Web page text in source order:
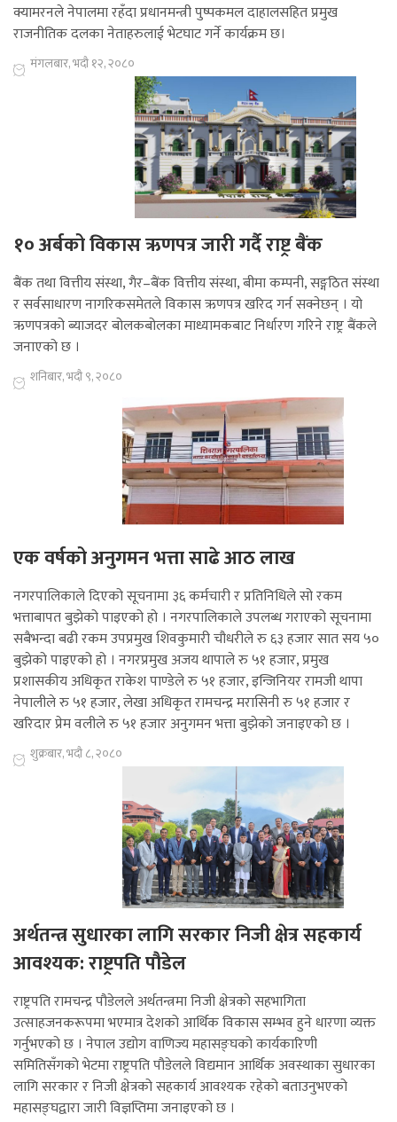
क्यामरनले नेपालमा रहँदा प्रधानमन्त्री पुष्पकमल दाहालसहित प्रमुख
राजनीतिक दलका नेताहरुलाई भेटघाट गर्ने कार्यक्रम छ।
मंगलबार, भदौ १२, २०८०
१० अर्बको विकास ऋणपत्र जारी गर्दै राष्ट्र बैंक
बैंक तथा वित्तीय संस्था, गैर–बैंक वित्तीय संस्था, बीमा कम्पनी, सङ्गठित संस्था
र सर्वसाधारण नागरिकसमेतले विकास ऋणपत्र खरिद गर्न सक्नेछन् । यो
ऋणपत्रको ब्याजदर बोलकबोलका माध्यामकबाट निर्धारण गरिने राष्ट्र बैंकले
जनाएको छ ।
शनिबार, भदौ ९, २०८०
एक वर्षको अनुगमन भत्ता साढे आठ लाख
नगरपालिकाले दिएको सूचनामा ३६ कर्मचारी र प्रतिनिधिले सो रकम
भत्ताबापत बुझेको पाइएको हो । नगरपालिकाले उपलब्ध गराएको सूचनामा
सबैभन्दा बढी रकम उपप्रमुख शिवकुमारी चौधरीले रु ६३ हजार सात सय ५०
बुझेको पाइएको हो । नगरप्रमुख अजय थापाले रु ५१ हजार, प्रमुख
प्रशासकीय अधिकृत राकेश पाण्डेले रु ५१ हजार, इन्जिनियर रामजी थापा
नेपालीले रु ५१ हजार, लेखा अधिकृत रामचन्द्र मरासिनी रु ५१ हजार र
खरिदार प्रेम वलीले रु ५१ हजार अनुगमन भत्ता बुझेको जनाइएको छ ।
शुक्रबार, भदौ ८, २०८०
अर्थतन्त्र सुधारका लागि सरकार निजी क्षेत्र सहकार्य
आवश्यक: राष्ट्रपति पौडेल
राष्ट्रपति रामचन्द्र पौडेलले अर्थतन्त्रमा निजी क्षेत्रको सहभागिता
उत्साहजनकरूपमा भएमात्र देशको आर्थिक विकास सम्भव हुने धारणा व्यक्त
गर्नुभएको छ । नेपाल उद्योग वाणिज्य महासङ्घको कार्यकारिणी
समितिसँगको भेटमा राष्ट्रपति पौडेलले विद्यमान आर्थिक अवस्थाका सुधारका
लागि सरकार र निजी क्षेत्रको सहकार्य आवश्यक रहेको बताउनुभएको
महासङ्घद्वारा जारी विज्ञप्तिमा जनाइएको छ ।